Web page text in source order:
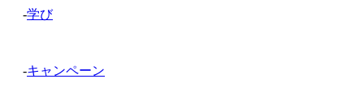
-学び
-キャンペーン